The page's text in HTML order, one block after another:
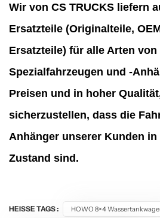
Wir von CS TRUCKS liefern
Ersatzteile (Originalteile,
Ersatzteile) für alle Arten von
Spezialfahrzeugen und -
Preisen und in hoher
sicherzustellen, dass die
Anhänger unserer Kunden
Zustand sind.
HEISSE TAGS : HOWO 8×4